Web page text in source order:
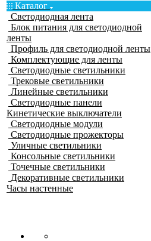
Каталог
Светодиодная лента
Блок питания для светодиодной
ленты
Профиль для светодиодной ленты
Комплектующие для ленты
Светодиодные светильники
Трековые светильники
Линейные светильники
Светодиодные панели
Кинетические выключатели
Светодиодные модули
Светодиодные прожекторы
Уличные светильники
Консольные светильники
Точечные светильники
Декоративные светильники
Часы настенные